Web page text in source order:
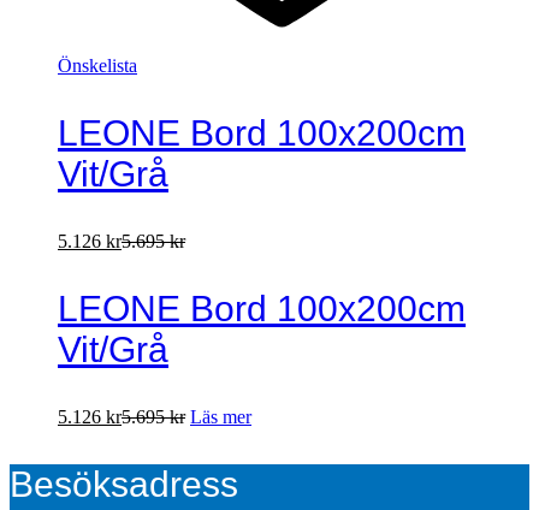
Önskelista
LEONE Bord 100x200cm
Vit/Grå
5.126 kr5.695kr
LEONE Bord 100x200cm
Vit/Grå
5.126 kr5.695kr Läs mer
Besöksadress